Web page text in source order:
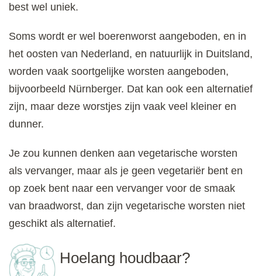
best wel uniek.
Soms wordt er wel boerenworst aangeboden, en in
het oosten van Nederland, en natuurlijk in Duitsland,
worden vaak soortgelijke worsten aangeboden,
bijvoorbeeld Nürnberger. Dat kan ook een alternatief
zijn, maar deze worstjes zijn vaak veel kleiner en
dunner.
Je zou kunnen denken aan vegetarische worsten
als vervanger, maar als je geen vegetariër bent en
op zoek bent naar een vervanger voor de smaak
van braadworst, dan zijn vegetarische worsten niet
geschikt als alternatief.
Hoelang houdbaar?